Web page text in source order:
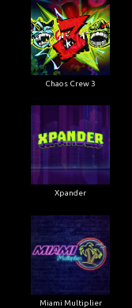
Chaos Crew 3
Xpander
Miami Multiplier